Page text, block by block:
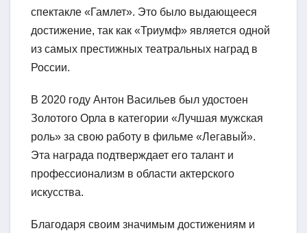
спектакле «Гамлет». Это было выдающееся
достижение, так как «Триумф» является одной
из самых престижных театральных наград в
России.
В 2020 году Антон Васильев был удостоен
Золотого Орла в категории «Лучшая мужская
роль» за свою работу в фильме «Легавый».
Эта награда подтверждает его талант и
профессионализм в области актерского
искусства.
Благодаря своим значимым достижениям и